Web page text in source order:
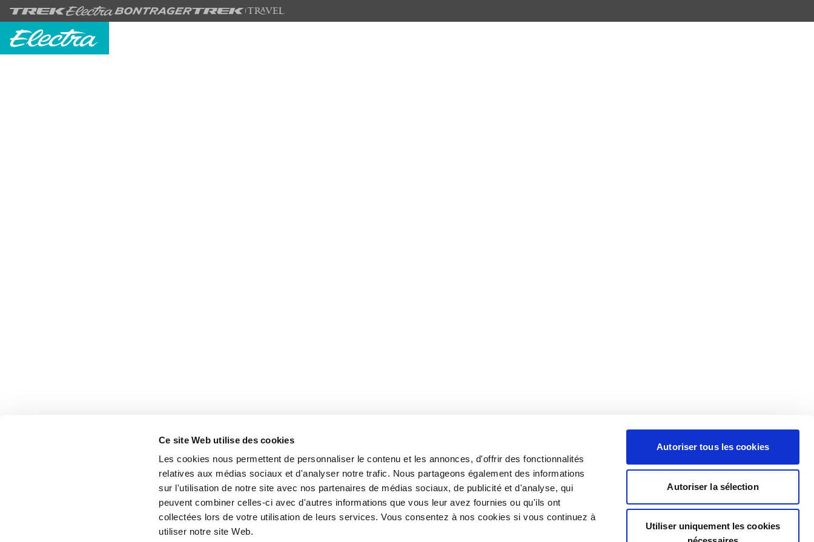
Ce site Web utilise des cookies
Les cookies nous permettent de personnaliser le contenu et les annonces, d'offrir des fonctionnalités
relatives aux médias sociaux et d'analyser notre trafic. Nous partageons également des informations
sur l'utilisation de notre site avec nos partenaires de médias sociaux, de publicité et d'analyse, qui
peuvent combiner celles-ci avec d'autres informations que vous leur avez fournies ou qu'ils ont
collectées lors de votre utilisation de leurs services. Vous consentez à nos cookies si vous continuez à
utiliser notre site Web.
Autoriser tous les cookies
Autoriser la sélection
Utiliser uniquement les cookies